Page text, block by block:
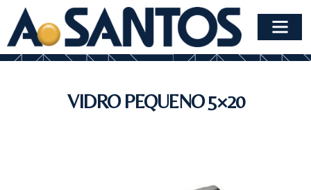
VIDRO PEQUENO 5×20